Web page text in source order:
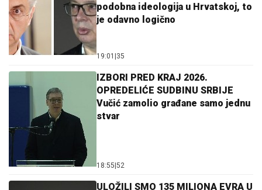
podobna ideologija u Hrvatskoj, to
je odavno logično
19:01 |35
IZBORI PRED KRAJ 2026.
OPREDELIĆE SUDBINU SRBIJE
Vučić zamolio građane samo jednu
stvar
18:55|52
ULOŽILI SMO 135 MILIONA EVRA U